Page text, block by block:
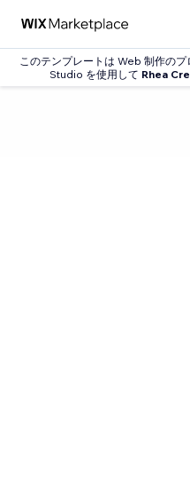
このテンプレートは Web 制作の
Studio を使用して Rhea